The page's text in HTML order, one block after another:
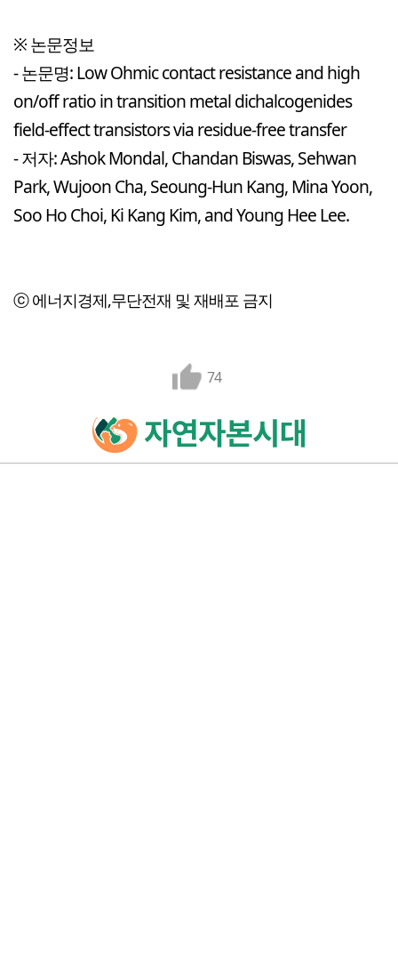
※ 논문정보
- 논문명: Low Ohmic contact resistance and high
on/off ratio in transition metal dichalcogenides
field-effect transistors via residue-free transfer
- 저자: Ashok Mondal, Chandan Biswas, Sehwan
Park, Wujoon Cha, Seoung-Hun Kang, Mina Yoon,
Soo Ho Choi, Ki Kang Kim, and Young Hee Lee.
ⓒ 에너지경제,무단전재 및 재배포 금지
74